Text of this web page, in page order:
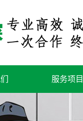
服务项目